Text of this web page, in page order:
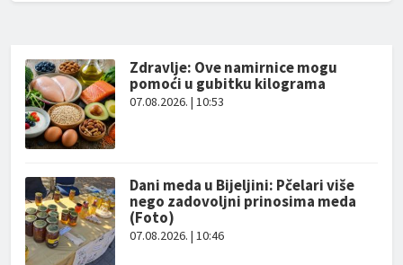
Zdravlje: Ove namirnice mogu
pomoći u gubitku kilograma
07.08.2026. | 10:53
Dani meda u Bijeljini: Pčelari više
nego zadovoljni prinosima meda
(Foto)
07.08.2026. | 10:46